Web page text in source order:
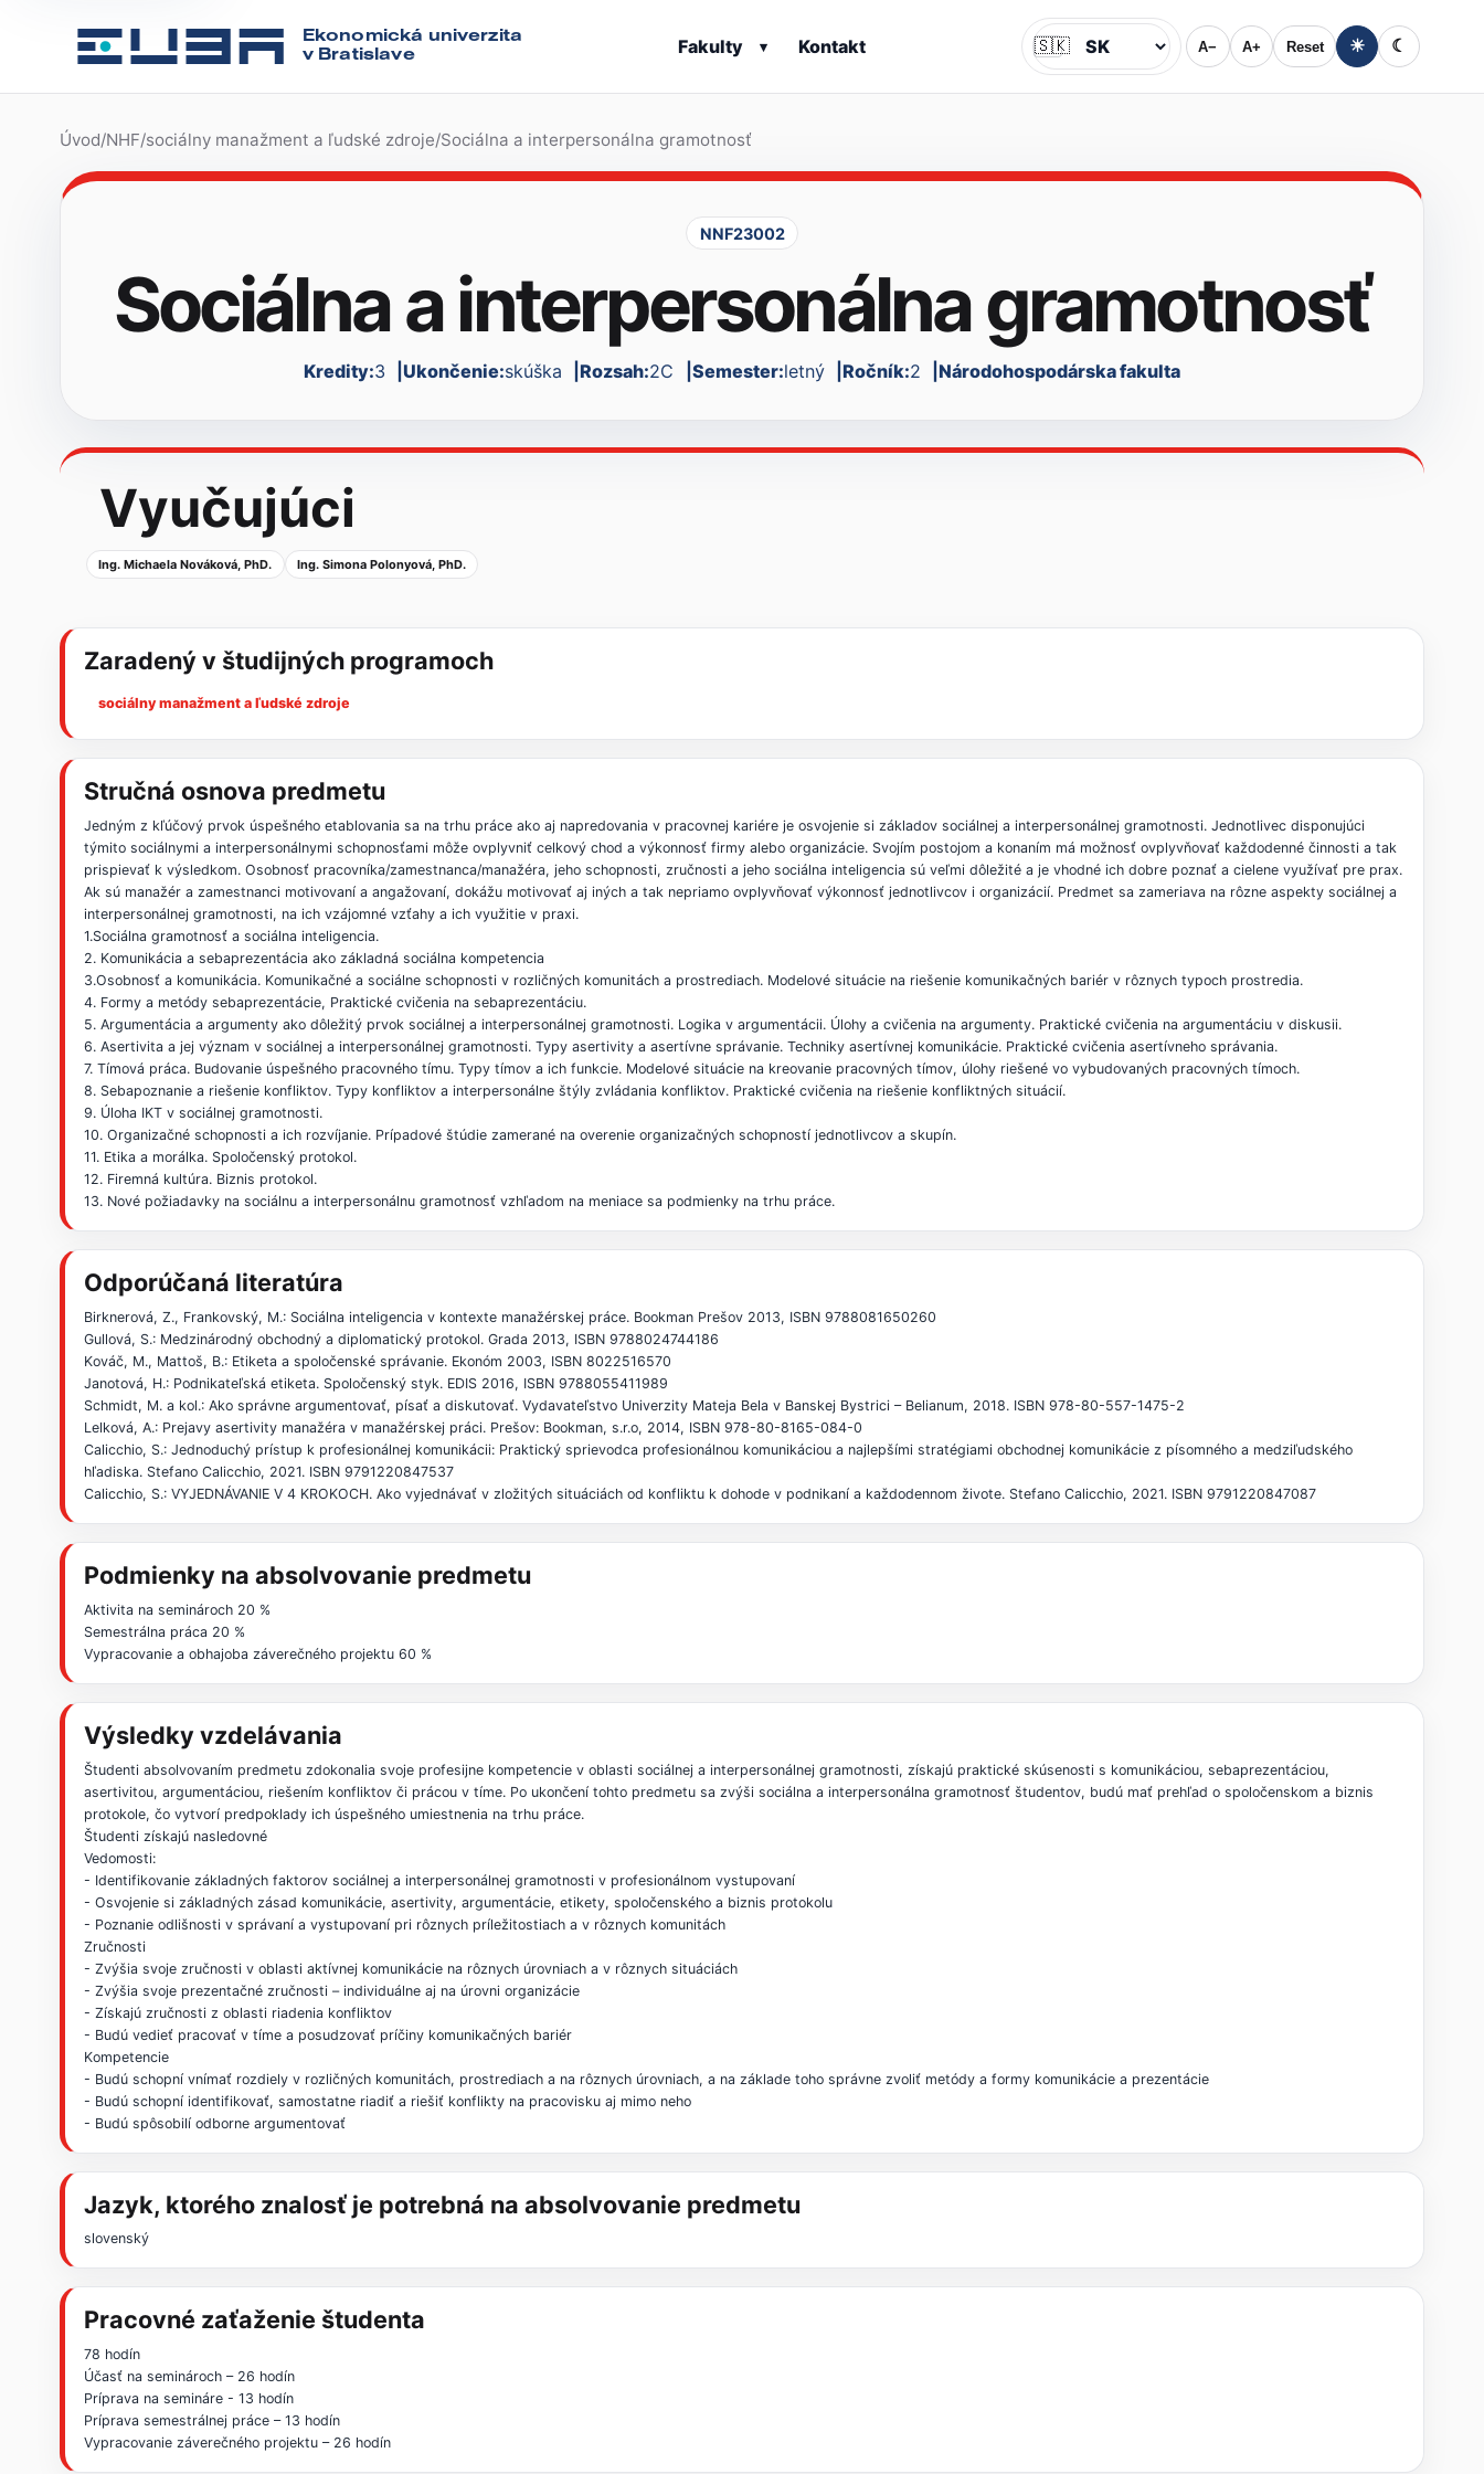
Ekonomická univerzita
v Bratislave
Fakulty ▾ Kontakt Jazyk
🇸🇰 A− A+ Reset ☀ ☾
Úvod/NHF/sociálny manažment a ľudské zdroje/Sociálna a interpersonálna gramotnosť
NNF23002
Sociálna a interpersonálna gramotnosť
Kredity:3 Ukončenie:skúška Rozsah:2C Semester:letný Ročník:2 Národohospodárska fakulta
Vyučujúci
Ing. Michaela Nováková, PhD. Ing. Simona Polonyová, PhD.
Zaradený v študijných programoch
sociálny manažment a ľudské zdroje
Stručná osnova predmetu
Jedným z kľúčový prvok úspešného etablovania sa na trhu práce ako aj napredovania v pracovnej kariére je osvojenie si základov sociálnej a interpersonálnej gramotnosti. Jednotlivec disponujúci
týmito sociálnymi a interpersonálnymi schopnosťami môže ovplyvniť celkový chod a výkonnosť firmy alebo organizácie. Svojím postojom a konaním má možnosť ovplyvňovať každodenné činnosti a tak
prispievať k výsledkom. Osobnosť pracovníka/zamestnanca/manažéra, jeho schopnosti, zručnosti a jeho sociálna inteligencia sú veľmi dôležité a je vhodné ich dobre poznať a cielene využívať pre prax.
Ak sú manažér a zamestnanci motivovaní a angažovaní, dokážu motivovať aj iných a tak nepriamo ovplyvňovať výkonnosť jednotlivcov i organizácií. Predmet sa zameriava na rôzne aspekty sociálnej a
interpersonálnej gramotnosti, na ich vzájomné vzťahy a ich využitie v praxi.
1.Sociálna gramotnosť a sociálna inteligencia.
2. Komunikácia a sebaprezentácia ako základná sociálna kompetencia
3.Osobnosť a komunikácia. Komunikačné a sociálne schopnosti v rozličných komunitách a prostrediach. Modelové situácie na riešenie komunikačných bariér v rôznych typoch prostredia.
4. Formy a metódy sebaprezentácie, Praktické cvičenia na sebaprezentáciu.
5. Argumentácia a argumenty ako dôležitý prvok sociálnej a interpersonálnej gramotnosti. Logika v argumentácii. Úlohy a cvičenia na argumenty. Praktické cvičenia na argumentáciu v diskusii.
6. Asertivita a jej význam v sociálnej a interpersonálnej gramotnosti. Typy asertivity a asertívne správanie. Techniky asertívnej komunikácie. Praktické cvičenia asertívneho správania.
7. Tímová práca. Budovanie úspešného pracovného tímu. Typy tímov a ich funkcie. Modelové situácie na kreovanie pracovných tímov, úlohy riešené vo vybudovaných pracovných tímoch.
8. Sebapoznanie a riešenie konfliktov. Typy konfliktov a interpersonálne štýly zvládania konfliktov. Praktické cvičenia na riešenie konfliktných situácií.
9. Úloha IKT v sociálnej gramotnosti.
10. Organizačné schopnosti a ich rozvíjanie. Prípadové štúdie zamerané na overenie organizačných schopností jednotlivcov a skupín.
11. Etika a morálka. Spoločenský protokol.
12. Firemná kultúra. Biznis protokol.
13. Nové požiadavky na sociálnu a interpersonálnu gramotnosť vzhľadom na meniace sa podmienky na trhu práce.
Odporúčaná literatúra
Birknerová, Z., Frankovský, M.: Sociálna inteligencia v kontexte manažérskej práce. Bookman Prešov 2013, ISBN 9788081650260
Gullová, S.: Medzinárodný obchodný a diplomatický protokol. Grada 2013, ISBN 9788024744186
Kováč, M., Mattoš, B.: Etiketa a spoločenské správanie. Ekonóm 2003, ISBN 8022516570
Janotová, H.: Podnikateľská etiketa. Spoločenský styk. EDIS 2016, ISBN 9788055411989
Schmidt, M. a kol.: Ako správne argumentovať, písať a diskutovať. Vydavateľstvo Univerzity Mateja Bela v Banskej Bystrici – Belianum, 2018. ISBN 978-80-557-1475-2
Lelková, A.: Prejavy asertivity manažéra v manažérskej práci. Prešov: Bookman, s.r.o, 2014, ISBN 978-80-8165-084-0
Calicchio, S.: Jednoduchý prístup k profesionálnej komunikácii: Praktický sprievodca profesionálnou komunikáciou a najlepšími stratégiami obchodnej komunikácie z písomného a medziľudského
hľadiska. Stefano Calicchio, 2021. ISBN 9791220847537
Calicchio, S.: VYJEDNÁVANIE V 4 KROKOCH. Ako vyjednávať v zložitých situáciách od konfliktu k dohode v podnikaní a každodennom živote. Stefano Calicchio, 2021. ISBN 9791220847087
Podmienky na absolvovanie predmetu
Aktivita na seminároch 20 %
Semestrálna práca 20 %
Vypracovanie a obhajoba záverečného projektu 60 %
Výsledky vzdelávania
Študenti absolvovaním predmetu zdokonalia svoje profesijne kompetencie v oblasti sociálnej a interpersonálnej gramotnosti, získajú praktické skúsenosti s komunikáciou, sebaprezentáciou,
asertivitou, argumentáciou, riešením konfliktov či prácou v tíme. Po ukončení tohto predmetu sa zvýši sociálna a interpersonálna gramotnosť študentov, budú mať prehľad o spoločenskom a biznis
protokole, čo vytvorí predpoklady ich úspešného umiestnenia na trhu práce.
Študenti získajú nasledovné
Vedomosti:
- Identifikovanie základných faktorov sociálnej a interpersonálnej gramotnosti v profesionálnom vystupovaní
- Osvojenie si základných zásad komunikácie, asertivity, argumentácie, etikety, spoločenského a biznis protokolu
- Poznanie odlišnosti v správaní a vystupovaní pri rôznych príležitostiach a v rôznych komunitách
Zručnosti
- Zvýšia svoje zručnosti v oblasti aktívnej komunikácie na rôznych úrovniach a v rôznych situáciách
- Zvýšia svoje prezentačné zručnosti – individuálne aj na úrovni organizácie
- Získajú zručnosti z oblasti riadenia konfliktov
- Budú vedieť pracovať v tíme a posudzovať príčiny komunikačných bariér
Kompetencie
- Budú schopní vnímať rozdiely v rozličných komunitách, prostrediach a na rôznych úrovniach, a na základe toho správne zvoliť metódy a formy komunikácie a prezentácie
- Budú schopní identifikovať, samostatne riadiť a riešiť konflikty na pracovisku aj mimo neho
- Budú spôsobilí odborne argumentovať
Jazyk, ktorého znalosť je potrebná na absolvovanie predmetu
slovenský
Pracovné zaťaženie študenta
78 hodín
Účasť na seminároch – 26 hodín
Príprava na semináre - 13 hodín
Príprava semestrálnej práce – 13 hodín
Vypracovanie záverečného projektu – 26 hodín